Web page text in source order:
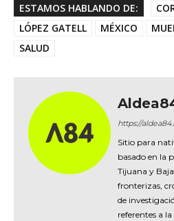
ESTAMOS HABLANDO DE:
LÓPEZ GATELL
MÉXICO
SALUD
https://
Sitio para
basado en la
Tijuana y
fronterizas,
de
referentes a